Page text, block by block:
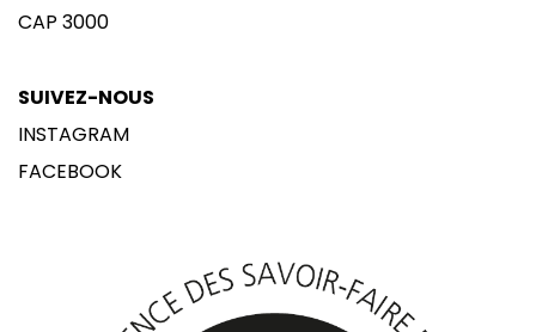
CAP 3000
SUIVEZ-NOUS
INSTAGRAM
FACEBOOK